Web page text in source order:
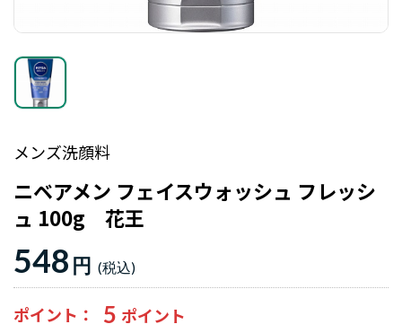
メンズ洗顔料
ニベアメン フェイスウォッシュ フレッシ
ュ 100g 花王
548 円
ポイント 5